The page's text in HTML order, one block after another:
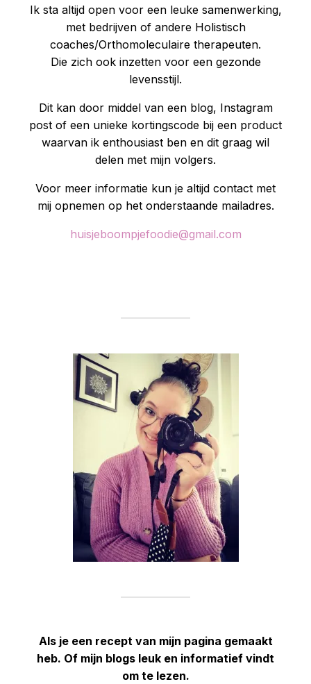
Ik sta altijd open voor een leuke samenwerking,
met bedrijven of andere Holistisch
coaches/Orthomoleculaire therapeuten.
Die zich ook inzetten voor een gezonde
levensstijl.
Dit kan door middel van een blog, Instagram
post of een unieke kortingscode bij een product
waarvan ik enthousiast ben en dit graag wil
delen met mijn volgers.
Voor meer informatie kun je altijd contact met
mij opnemen op het onderstaande mailadres.
huisjeboompjefoodie@gmail.com
Als je een recept van mijn pagina gemaakt
heb. Of mijn blogs leuk en informatief vindt
om te lezen.